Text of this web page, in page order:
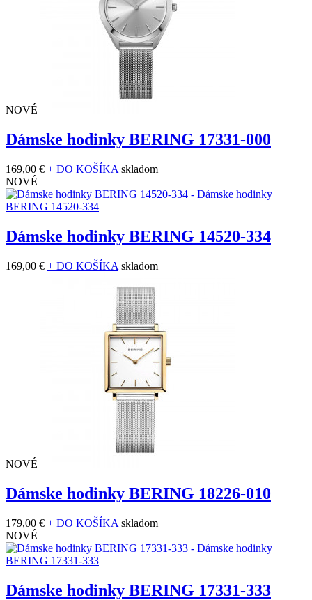
NOVÉ
Dámske hodinky BERING 17331-000
169,00 € + DO KOŠÍKA skladom
NOVÉ
Dámske hodinky BERING 14520-334
169,00 € + DO KOŠÍKA skladom
NOVÉ
Dámske hodinky BERING 18226-010
179,00 € + DO KOŠÍKA skladom
NOVÉ
Dámske hodinky BERING 17331-333